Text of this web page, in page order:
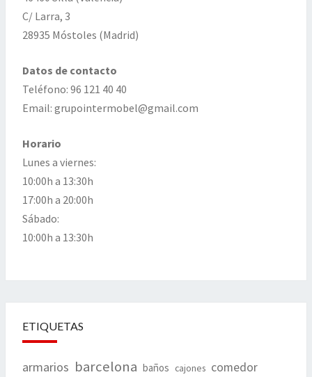
C/ Larra, 3
28935 Móstoles (Madrid)
Datos de contacto
Teléfono: 96 121 40 40
Email: grupointermobel@gmail.com
Horario
Lunes a viernes:
10:00h a 13:30h
17:00h a 20:00h
Sábado:
10:00h a 13:30h
ETIQUETAS
armarios barcelona baños cajones comedor